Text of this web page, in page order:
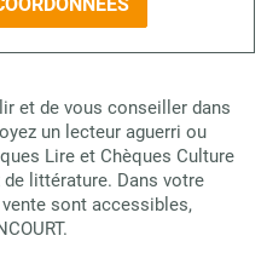
et de vous conseiller dans
un lecteur aguerri ou
Lire et Chèques Culture
littérature. Dans votre
sont accessibles,